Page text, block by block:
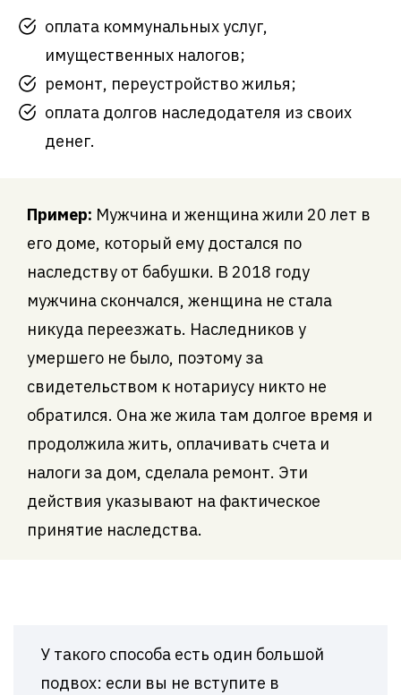
оплата коммунальных услуг,
имущественных налогов;
ремонт, переустройство жилья;
оплата долгов наследодателя из своих
денег.
Пример: Мужчина и женщина жили 20 лет в
его доме, который ему достался по
наследству от бабушки. В 2018 году
мужчина скончался, женщина не стала
никуда переезжать. Наследников у
умершего не было, поэтому за
свидетельством к нотариусу никто не
обратился. Она же жила там долгое время и
продолжила жить, оплачивать счета и
налоги за дом, сделала ремонт. Эти
действия указывают на фактическое
принятие наследства.
У такого способа есть один большой
подвох: если вы не вступите в